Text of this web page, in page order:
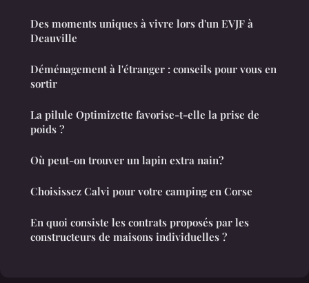
Des moments uniques à vivre lors d'un EVJF à
Deauville
Déménagement à l'étranger : conseils pour vous en
sortir
La pilule Optimizette favorise-t-elle la prise de
poids ?
Où peut-on trouver un lapin extra nain?
Choisissez Calvi pour votre camping en Corse
En quoi consiste les contrats proposés par les
constructeurs de maisons individuelles ?